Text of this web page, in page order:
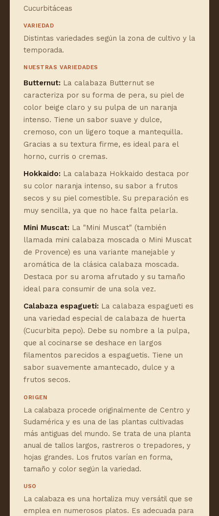
Cucurbitáceas
VARIEDAD
Distintas variedades según la zona de cultivo y la
temporada.
NUESTRAS VARIEDADES
Butternut: La calabaza Butternut se
caracteriza por su forma de pera, su piel de
color beige claro y su pulpa de un naranja
intenso. Tiene un sabor suave y dulce,
cremoso, con un ligero toque a mantequilla.
Gracias a su textura firme, es ideal para el
horno, curris o cremas.
Hokkaido: La calabaza Hokkaido destaca por
su color naranja intenso, su sabor a frutos
secos y su piel comestible. Su preparación es
muy sencilla, ya que no hace falta pelarla.
Mini Muscat: La "Mini Muscat" (también
llamada mini calabaza moscada o Mini Muscat
de Provence) es una variante manejable y
aromática de la clásica calabaza moscada.
Destaca por su aroma afrutado y su tamaño
ideal para consumir de una sola vez.
Calabaza espagueti: La calabaza espagueti es
una variedad especial de calabaza de huerta
(Cucurbita pepo). Debe su nombre a la pulpa,
que al cocinarse se deshace en largos
filamentos parecidos a espaguetis. Tiene un
sabor suavemente amantecado, dulce y a
frutos secos.
ORIGEN
La calabaza procede originalmente de Centro y
Sudamérica y es una de las plantas cultivadas
más antiguas del mundo. Se trata de una planta
anual de tallos largos, rastreros o trepadores, y
hojas grandes. Los frutos varían en forma,
tamaño y color según la variedad.
USO
La calabaza es una hortaliza muy versátil que se
emplea en numerosos platos. Es adecuada para